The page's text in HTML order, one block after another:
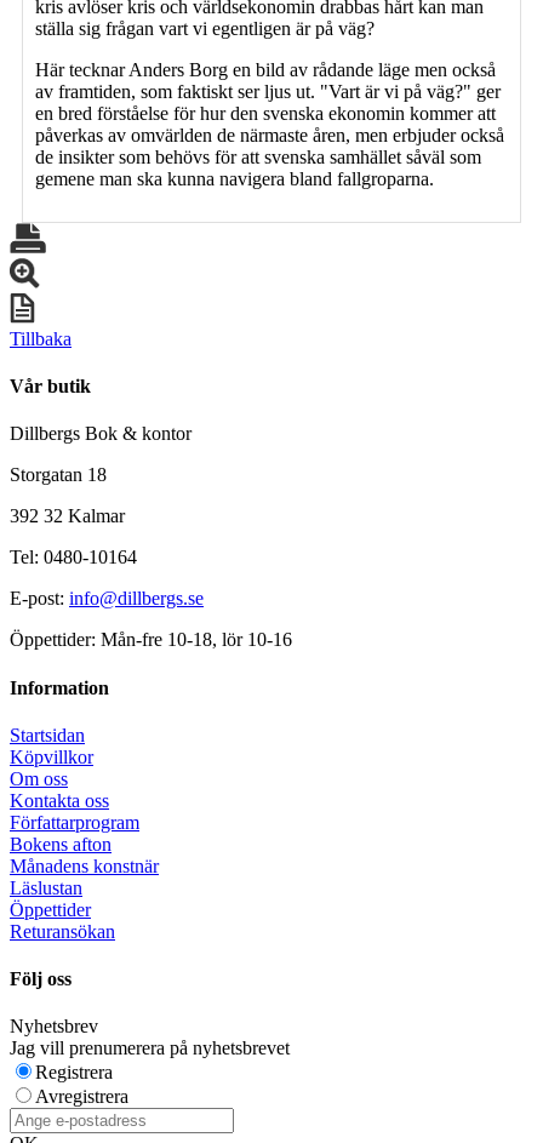
kris avlöser kris och världsekonomin drabbas hårt kan man
ställa sig frågan vart vi egentligen är på väg?
Här tecknar Anders Borg en bild av rådande läge men också
av framtiden, som faktiskt ser ljus ut. "Vart är vi på väg?" ger
en bred förståelse för hur den svenska ekonomin kommer att
påverkas av omvärlden de närmaste åren, men erbjuder också
de insikter som behövs för att svenska samhället såväl som
gemene man ska kunna navigera bland fallgroparna.
Tillbaka
Vår butik
Dillbergs Bok & kontor
Storgatan 18
392 32 Kalmar
Tel: 0480-10164
E-post: info@dillbergs.se
Öppettider: Mån-fre 10-18, lör 10-16
Information
Startsidan
Köpvillkor
Om oss
Kontakta oss
Författarprogram
Bokens afton
Månadens konstnär
Läslustan
Öppettider
Returansökan
Följ oss
Nyhetsbrev
Jag vill prenumerera på nyhetsbrevet
Registrera
Avregistrera